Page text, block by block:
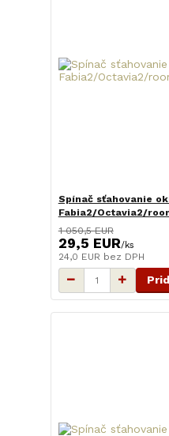
Spínač sťahovanie
Fabia2/Octavia2/
1 050,5 EUR
29,5 EUR/ks
24,0 EUR bez DPH